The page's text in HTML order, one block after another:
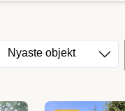
Ordna objekten